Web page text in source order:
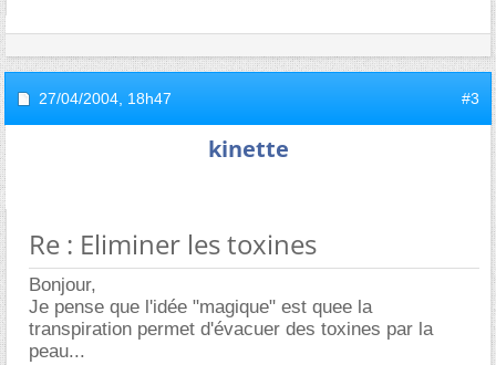
27/04/2004, 18h47 #3
kinette
Re : Eliminer les toxines
Bonjour,
Je pense que l'idée "magique" est quee la
transpiration permet d'évacuer des toxines par la
peau...